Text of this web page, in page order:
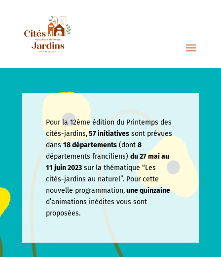
Pour la 12ème édition du Printemps des
cités-jardins,57 initiativessont prévues
dans18 départements(dont 8
départements franciliens) du 27 mai au
11 juin2023sur la thématique “Les
cités-jardins au naturel”. Pour cette
nouvelle programmation,une quinzaine
d’animations inédites vous sont
proposées.